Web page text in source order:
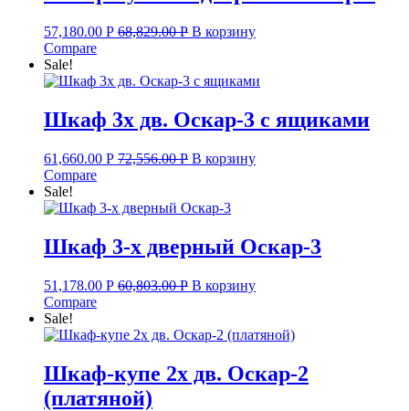
57,180.00 Р 68,829.00Р В корзину
Compare
Sale!
Шкаф 3х дв. Оскар-3 с ящиками
61,660.00 Р 72,556.00Р В корзину
Compare
Sale!
Шкаф 3-х дверный Оскар-3
51,178.00 Р 60,803.00Р В корзину
Compare
Sale!
Шкаф-купе 2х дв. Оскар-2
(платяной)